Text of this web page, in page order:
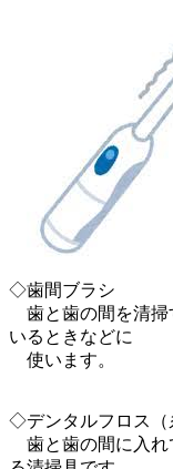
◇歯間ブラシ
歯と歯の間を清掃
いるときなどに
使います。
◇デンタルフロス（
歯と歯の間に入れ